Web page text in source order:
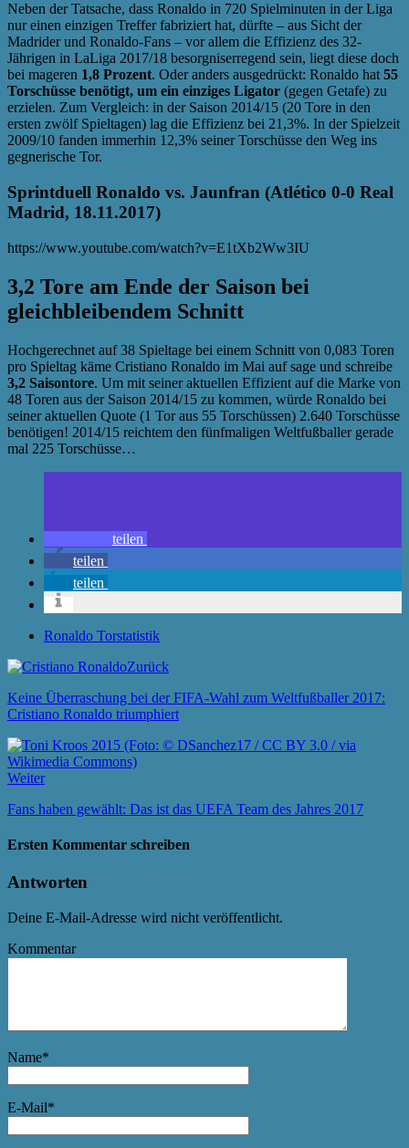
Neben der Tatsache, dass Ronaldo in 720 Spielminuten in der Liga
nur einen einzigen Treffer fabriziert hat, dürfte – aus Sicht der
Madrider und Ronaldo-Fans – vor allem die Effizienz des 32-
Jährigen in LaLiga 2017/18 besorgniserregend sein, liegt diese doch
bei mageren 1,8 Prozent. Oder anders ausgedrückt: Ronaldo hat55
Torschüsse benötigt, um ein einziges Ligator (gegen Getafe) zu
erzielen. Zum Vergleich: in der Saison 2014/15 (20 Tore in den
ersten zwölf Spieltagen) lag die Effizienz bei 21,3%. In der Spielzeit
2009/10 fanden immerhin 12,3% seiner Torschüsse den Weg ins
gegnerische Tor.
Sprintduell Ronaldo vs. Jaunfran (Atlético 0-0 Real
Madrid, 18.11.2017)
https://www.youtube.com/watch?v=E1tXb2Ww3IU
3,2 Tore am Ende der Saison bei
gleichbleibendem Schnitt
Hochgerechnet auf 38 Spieltage bei einem Schnitt von 0,083 Toren
pro Spieltag käme Cristiano Ronaldo im Mai auf sage und schreibe
3,2 Saisontore. Um mit seiner aktuellen Effizient auf die Marke von
48 Toren aus der Saison 2014/15 zu kommen, würde Ronaldo bei
seiner aktuellen Quote (1 Tor aus 55 Torschüssen) 2.640 Torschüsse
benötigen! 2014/15 reichtem den fünfmaligen Weltfußballer gerade
mal 225 Torschüsse…
teilen
teilen
teilen
Ronaldo Torstatistik
Zurück
Keine Überraschung bei der FIFA-Wahl zum Weltfußballer 2017:
Cristiano Ronaldo triumphiert
Weiter
Fans haben gewählt: Das ist das UEFA Team des Jahres 2017
Ersten Kommentar schreiben
Antworten
Deine E-Mail-Adresse wird nicht veröffentlicht.
Kommentar
Name*
E-Mail*